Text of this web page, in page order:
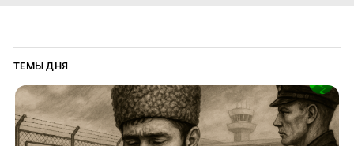
ТЕМЫ ДНЯ